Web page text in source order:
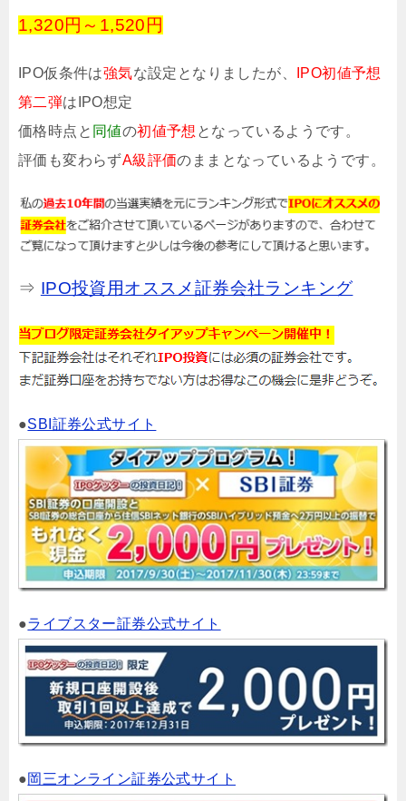
1,320円～1,520円
IPO仮条件は強気な設定となりましたが、
IPO初値予想
第二弾はIPO想定
価格時点と 同値の初値予想 となっているようです。
評価も変わらずA級評価のままとなっているようです。
⇒ IPO投資用オススメ証券会社ランキング
●SBI証券公式サイト
●ライブスター証券公式サイト
●岡三オンライン証券公式サイト